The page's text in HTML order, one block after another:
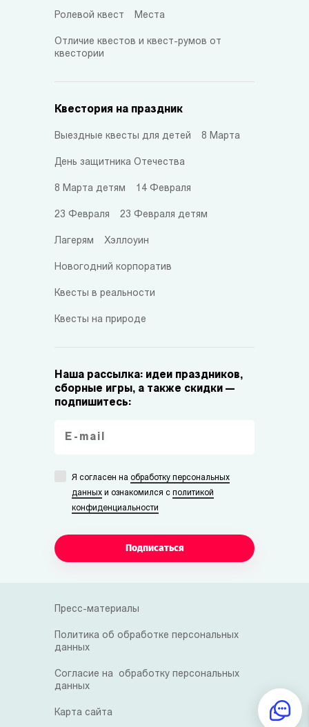
Ролевой квест Места
Отличие квестов и квест-румов от
квестории
Квестория на праздник
Выездные квесты для детей 8 Марта
День защитника Отечества
8 Марта детям 14 Февраля
23 Февраля 23 Февраля детям
Лагерям Хэллоуин
Новогодний корпоратив
Квесты в реальности
Квесты на природе
Наша рассылка: идеи праздников,
сборные игры, а также скидки —
подпишитесь:
Я согласен на обработку персональных
данных и ознакомился с политикой
конфиденциальности
Подписаться
Пресс-материалы
Политика об обработке персональных
данных
Согласие на обработку персональных
данных
Карта сайта